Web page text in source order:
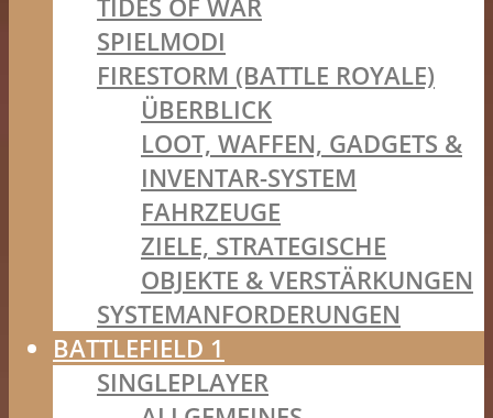
TIDES OF WAR
SPIELMODI
FIRESTORM (BATTLE ROYALE)
ÜBERBLICK
LOOT, WAFFEN, GADGETS &
INVENTAR-SYSTEM
FAHRZEUGE
ZIELE, STRATEGISCHE
OBJEKTE & VERSTÄRKUNGEN
SYSTEMANFORDERUNGEN
BATTLEFIELD 1
SINGLEPLAYER